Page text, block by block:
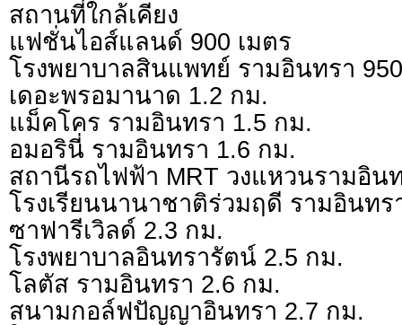
สถานที่ใกล้เคียง
แฟชั่นไอส์แลนด์ 900 เมตร
โรงพยาบาลสินแพทย์ รามอินทรา
เดอะพรอมานาด 1.2 กม.
แม็คโคร รามอินทรา 1.5 กม.
อมอรินี่ รามอินทรา 1.6 กม.
สถานีรถไฟฟ้า MRT วงแหวนรามอิน
โรงเรียนนานาชาติร่วมฤดี รามอินทร
ซาฟารีเวิลด์ 2.3 กม.
โรงพยาบาลอินทรารัตน์ 2.5 กม.
โลตัส รามอินทรา 2.6 กม.
สนามกอล์ฟปัญญาอินทรา 2.7 กม.